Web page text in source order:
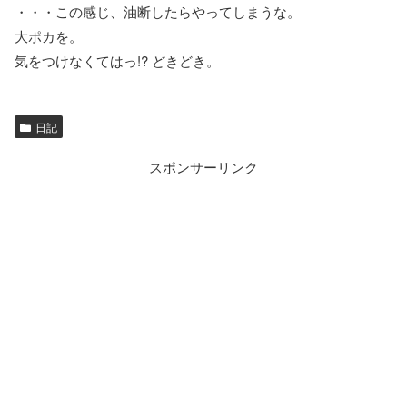
・・・この感じ、油断したらやってしまうな。
大ポカを。
気をつけなくてはっ!? どきどき。
日記
スポンサーリンク